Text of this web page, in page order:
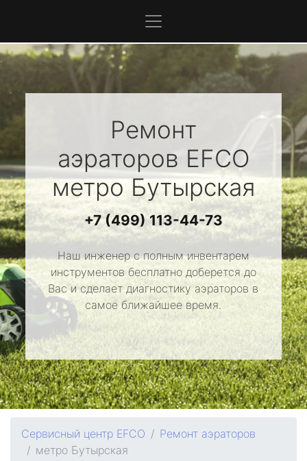
Ремонт
аэраторов EFCO
метро Бутырская
+7 (499) 113-44-73
Наш инженер с полным инвентарем
инструментов бесплатно доберется до
Вас и сделает диагностику аэраторов в
самое ближайшее время.
Сервисный центр EFCO
Ремонт аэраторов
метро Бутырская